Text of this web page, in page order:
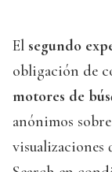
El segundo
obligación de
motores de
anónimos
visualizaciones